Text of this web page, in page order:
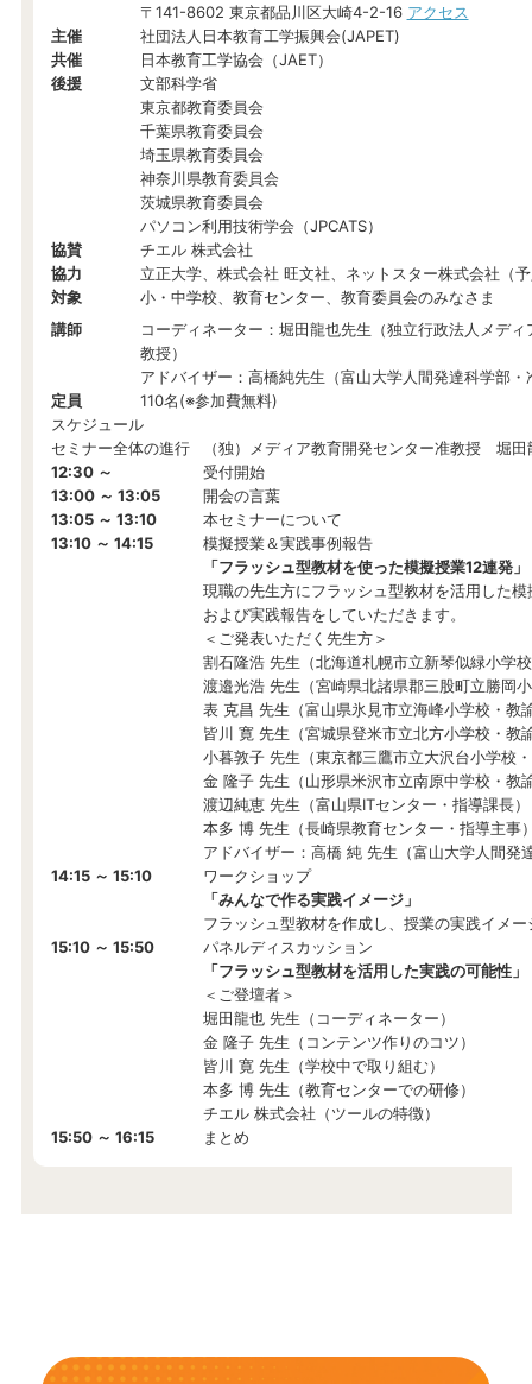
〒141-8602 東京都品川区大崎4-2-16 アクセス
主催
社団法人日本教育工学振興会(JAPET)
共催
日本教育工学協会（JAET）
後援
文部科学省
東京都教育委員会
千葉県教育委員会
埼玉県教育委員会
神奈川県教育委員会
茨城県教育委員会
パソコン利用技術学会（JPCATS）
協賛
チエル 株式会社
協力
立正大学、株式会社 旺文社、ネットスター株式会社（
対象
小・中学校、教育センター、教育委員会のみなさま
講師
コーディネーター：堀田龍也先生（独立行政法人メデ
教授）
アドバイザー：高橋純先生（富山大学人間発達科学部・
定員
110名(※参加費無料)
スケジュール
セミナー全体の進行
（独）メディア教育開発センター准教授 堀田
12:30 ～
受付開始
13:00 ～ 13:05
開会の言葉
13:05 ～ 13:10
本セミナーについて
13:10 ～ 14:15
模擬授業＆実践事例報告
「フラッシュ型教材を使った模擬授業12連発」
現職の先生方にフラッシュ型教材を活用した模
および実践報告をしていただきます。
＜ご発表いただく先生方＞
割石隆浩 先生（北海道札幌市立新琴似緑小学
渡邉光浩 先生（宮崎県北諸県郡三股町立勝岡
表 克昌 先生（富山県氷見市立海峰小学校・教
皆川 寛 先生（宮城県登米市立北方小学校・教
小暮敦子 先生（東京都三鷹市立大沢台小学校
金 隆子 先生（山形県米沢市立南原中学校・教
渡辺純恵 先生（富山県ITセンター・指導課長）
本多 博 先生（長崎県教育センター・指導主事
アドバイザー：高橋 純 先生（富山大学人間発
14:15 ～ 15:10
ワークショップ
「みんなで作る実践イメージ」
フラッシュ型教材を作成し、授業の実践イメ
15:10 ～ 15:50
パネルディスカッション
「フラッシュ型教材を活用した実践の可能性」
＜ご登壇者＞
堀田龍也 先生（コーディネーター）
金 隆子 先生（コンテンツ作りのコツ）
皆川 寛 先生（学校中で取り組む）
本多 博 先生（教育センターでの研修）
チエル 株式会社（ツールの特徴）
15:50 ～ 16:15
まとめ